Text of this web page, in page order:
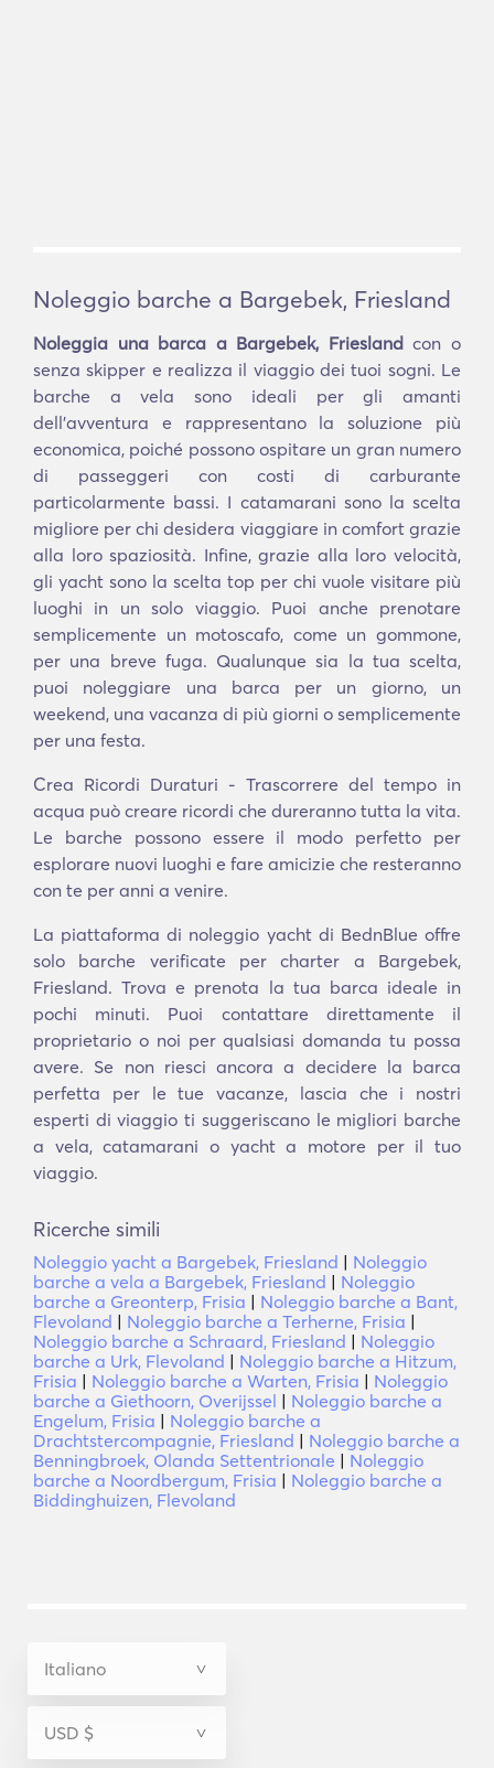
Noleggio barche a Bargebek, Friesland
Noleggia una barca a Bargebek, Friesland con o
senza skipper e realizza il viaggio dei tuoi sogni. Le
barche a vela sono ideali per gli amanti
dell'avventura e rappresentano la soluzione più
economica, poiché possono ospitare un gran numero
di passeggeri con costi di carburante
particolarmente bassi. I catamarani sono la scelta
migliore per chi desidera viaggiare in comfort grazie
alla loro spaziosità. Infine, grazie alla loro velocità,
gli yacht sono la scelta top per chi vuole visitare più
luoghi in un solo viaggio. Puoi anche prenotare
semplicemente un motoscafo, come un gommone,
per una breve fuga. Qualunque sia la tua scelta,
puoi noleggiare una barca per un giorno, un
weekend, una vacanza di più giorni o semplicemente
per una festa.
Crea Ricordi Duraturi - Trascorrere del tempo in
acqua può creare ricordi che dureranno tutta la vita.
Le barche possono essere il modo perfetto per
esplorare nuovi luoghi e fare amicizie che resteranno
con te per anni a venire.
La piattaforma di noleggio yacht di BednBlue offre
solo barche verificate per charter a Bargebek,
Friesland. Trova e prenota la tua barca ideale in
pochi minuti. Puoi contattare direttamente il
proprietario o noi per qualsiasi domanda tu possa
avere. Se non riesci ancora a decidere la barca
perfetta per le tue vacanze, lascia che i nostri
esperti di viaggio ti suggeriscano le migliori barche
a vela, catamarani o yacht a motore per il tuo
viaggio.
Ricerche simili
Noleggio yacht a Bargebek, Friesland | Noleggio
barche a vela a Bargebek, Friesland | Noleggio
barche a Greonterp, Frisia | Noleggio barche a Bant,
Flevoland | Noleggio barche a Terherne, Frisia |
Noleggio barche a Schraard, Friesland | Noleggio
barche a Urk, Flevoland | Noleggio barche a Hitzum,
Frisia | Noleggio barche a Warten, Frisia | Noleggio
barche a Giethoorn, Overijssel | Noleggio barche a
Engelum, Frisia | Noleggio barche a
Drachtstercompagnie, Friesland | Noleggio barche a
Benningbroek, Olanda Settentrionale | Noleggio
barche a Noordbergum, Frisia | Noleggio barche a
Biddinghuizen, Flevoland